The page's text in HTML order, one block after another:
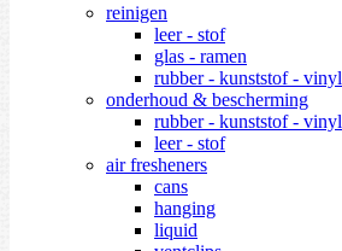
reinigen
leer - stof
glas - ramen
rubber - kunststof - vinyl
onderhoud & bescherming
rubber - kunststof - vinyl
leer - stof
air fresheners
cans
hanging
liquid